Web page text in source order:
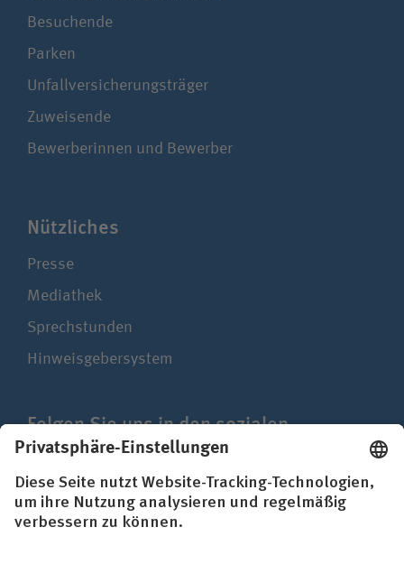
Besuchende
Parken
Unfallversicherungsträger
Zuweisende
Bewerberinnen und Bewerber
Nützliches
Presse
Mediathek
Sprechstunden
Hinweisgebersystem
Folgen Sie uns in den sozialen
Netzwerken